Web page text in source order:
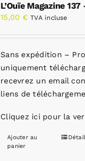
L’Ouïe Magazine
15,00 € TVA incluse
Sans expédition –
uniquement
recevrez un email
liens de
Cliquez ici pour la
Ajouter au
panier